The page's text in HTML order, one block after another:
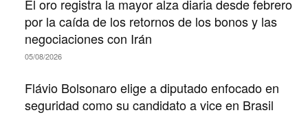
El oro registra la mayor alza diaria desde febrero
por la caída de los retornos de los bonos y las
negociaciones con Irán
05/08/2026
Flávio Bolsonaro elige a diputado enfocado en
seguridad como su candidato a vice en Brasil